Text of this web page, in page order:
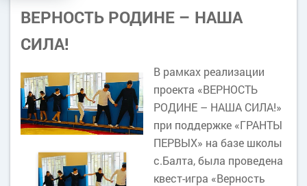
ВЕРНОСТЬ РОДИНЕ – НАША
СИЛА!
В рамках реализации
проекта «ВЕРНОСТЬ
РОДИНЕ – НАША СИЛА!»
при поддержке «ГРАНТЫ
ПЕРВЫХ» на базе школы
с.Балта, была проведена
квест-игра «Верность